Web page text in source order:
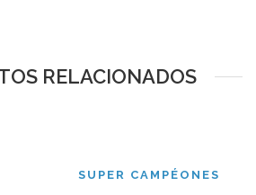
RELACIONADOS
SUPER CAMPÉONES